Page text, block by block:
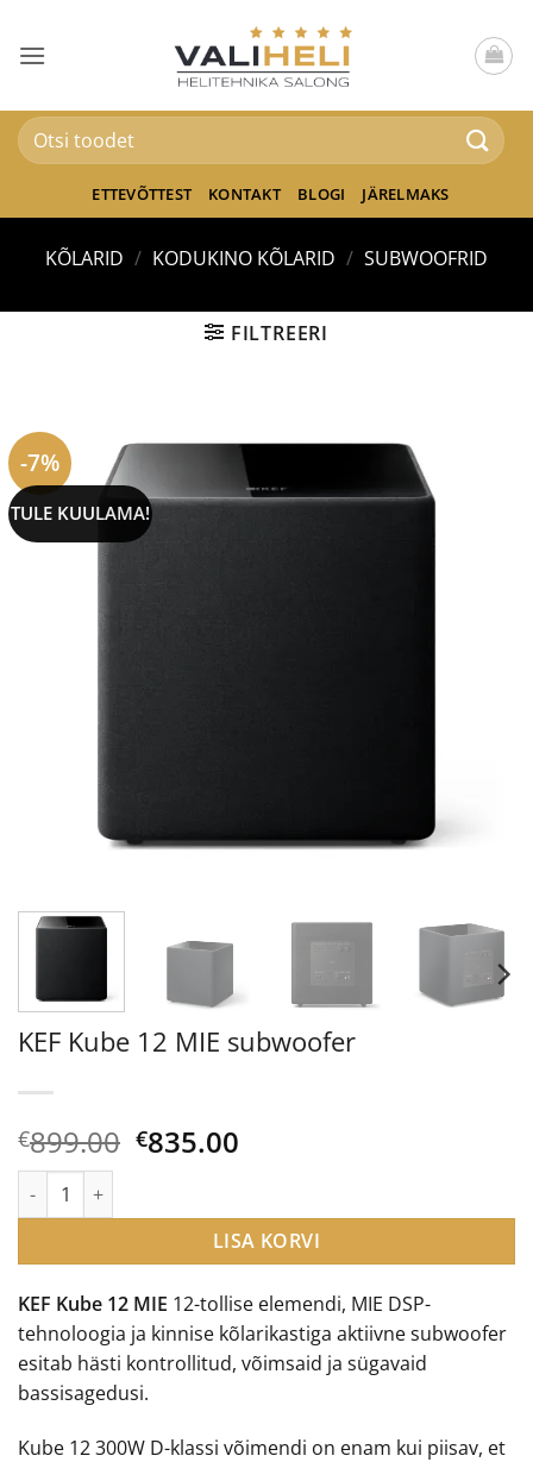
content
Otsi:
ETTEVÕTTEST KONTAKT BLOGI JÄRELMAKS
KÕLARID / KODUKINO KÕLARID / SUBWOOFRID
FILTREERI
-7%
TULE KUULAMA!
KEF Kube 12 MIE subwoofer
€899.00 Algne
€899.00.
€835.00
€835.00.
KEF Kube 12 MIE 12-tollise elemendi, MIE DSP-
tehnoloogia ja kinnise kõlarikastiga aktiivne subwoofer
esitab hästi kontrollitud, võimsaid ja sügavaid
bassisagedusi.
Kube 12 300W D-klassi võimendi on enam kui piisav, et
KEF Kube 12 MIE subwoofer kogus
LISA KORVI